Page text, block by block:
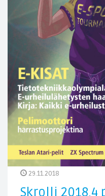
29.11.2018
Skrolli 2018.4